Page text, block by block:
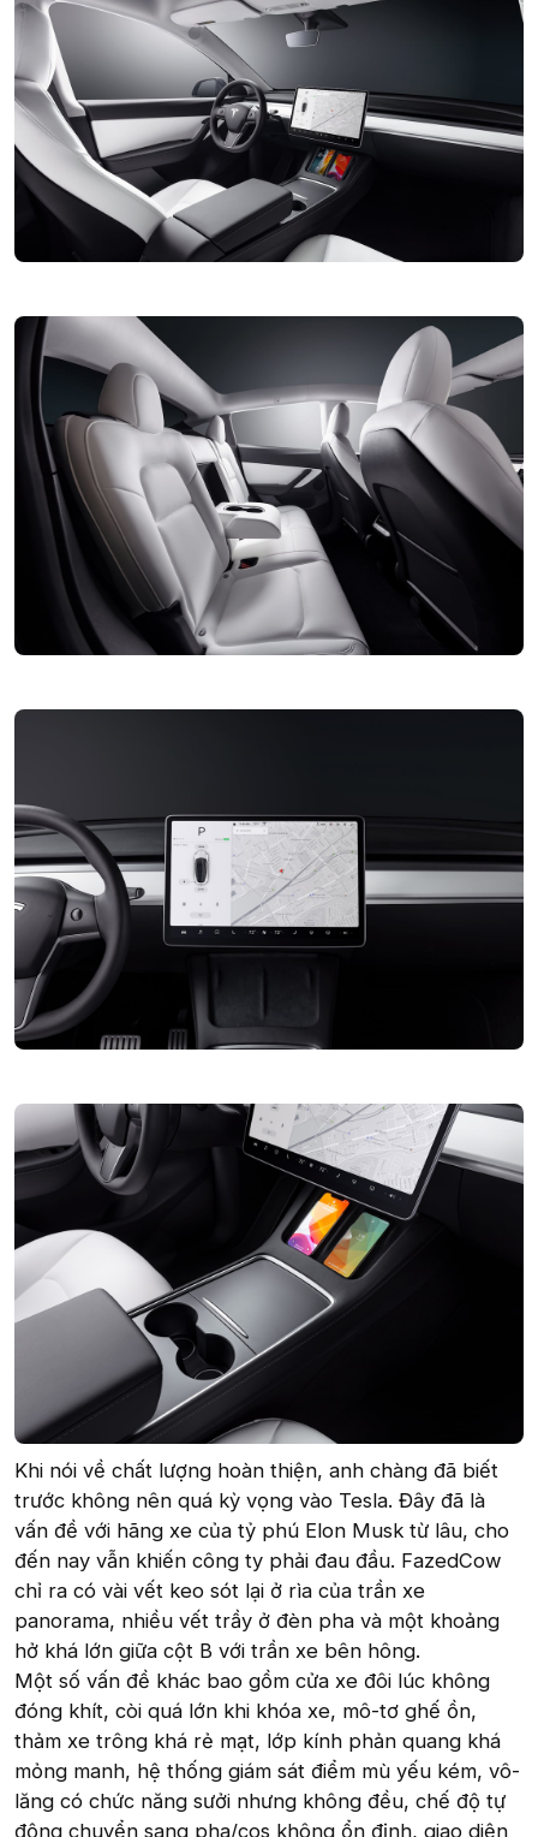
Khi nói về chất lượng hoàn thiện, anh chàng đã biết
trước không nên quá kỳ vọng vào Tesla. Đây đã là
vấn đề với hãng xe của tỷ phú Elon Musk từ lâu, cho
đến nay vẫn khiến công ty phải đau đầu. FazedCow
chỉ ra có vài vết keo sót lại ở rìa của trần xe
panorama, nhiều vết trầy ở đèn pha và một khoảng
hở khá lớn giữa cột B với trần xe bên hông.
Một số vấn đề khác bao gồm cửa xe đôi lúc không
đóng khít, còi quá lớn khi khóa xe, mô-tơ ghế ồn,
thảm xe trông khá rẻ mạt, lớp kính phản quang khá
mỏng manh, hệ thống giám sát điểm mù yếu kém, vô-
lăng có chức năng sưởi nhưng không đều, chế độ tự
động chuyển sang pha/cos không ổn định, giao diện